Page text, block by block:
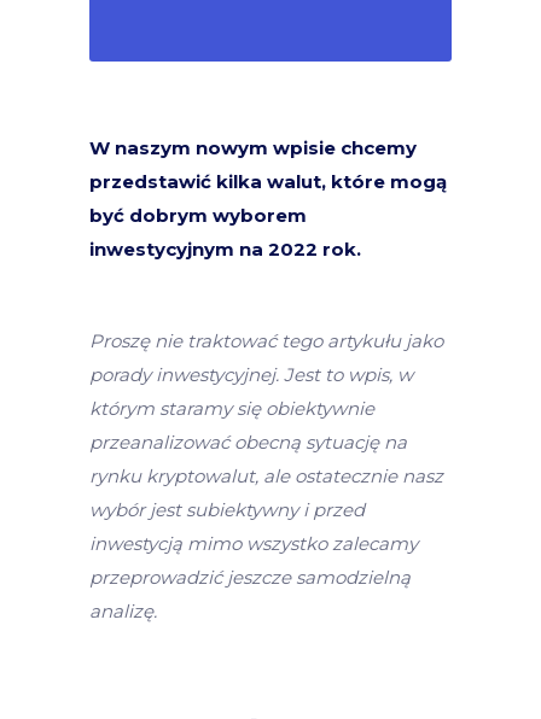
W naszym nowym wpisie chcemy
przedstawić kilka walut, które mogą
być dobrym wyborem
inwestycyjnym na 2022 rok.
Proszę nie traktować tego artykułu jako
porady inwestycyjnej. Jest to wpis, w
którym staramy się obiektywnie
przeanalizować obecną sytuację na
rynku kryptowalut, ale ostatecznie nasz
wybór jest subiektywny i przed
inwestycją mimo wszystko zalecamy
przeprowadzić jeszcze samodzielną
analizę.